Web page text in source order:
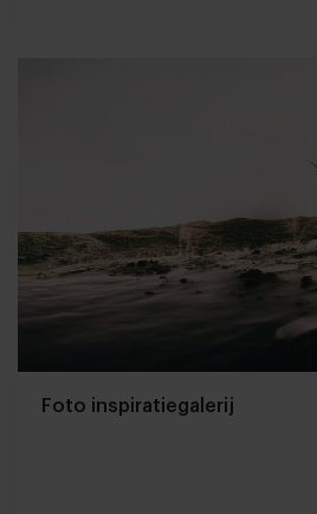
Foto inspiratiegalerij